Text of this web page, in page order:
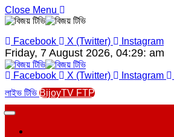
Close Menu
Facebook X (Twitter) Instagram
Friday, 7 August 2026, 04:29: am
Facebook X (Twitter) Instagram
লাইভ টিভি BijoyTV FTP